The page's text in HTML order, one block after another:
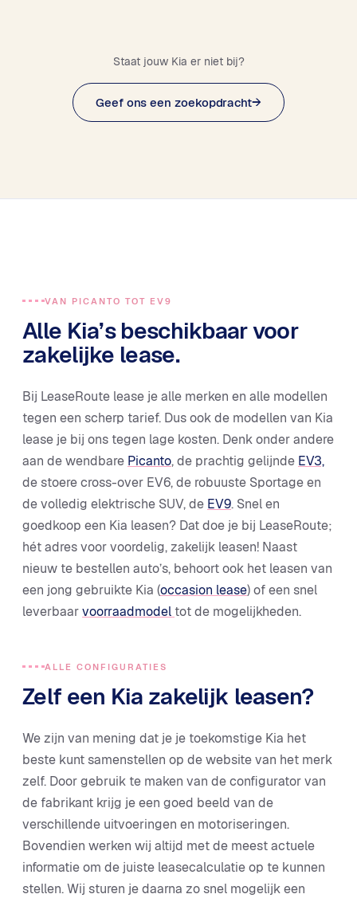
Staat jouw Kia er niet bij?
Geef ons een zoekopdracht→
VAN PICANTO TOT EV9
Alle Kia’s beschikbaar voor
zakelijke lease.
Bij LeaseRoute lease je alle merken en alle modellen
tegen een scherp tarief. Dus ook de modellen van Kia
lease je bij ons tegen lage kosten. Denk onder andere
aan de wendbare Picanto, de prachtig gelijnde EV3,
de stoere cross-over EV6, de robuuste Sportage en
de volledig elektrische SUV, de EV9. Snel en
goedkoop een Kia leasen? Dat doe je bij LeaseRoute;
hét adres voor voordelig, zakelijk leasen! Naast
nieuw te bestellen auto’s, behoort ook het leasen van
een jong gebruikte Kia (occasion lease) of een snel
leverbaarvoorraadmodel tot de mogelijkheden.
ALLE CONFIGURATIES
Zelf een Kia zakelijk leasen?
We zijn van mening dat je je toekomstige Kia het
beste kunt samenstellen op de website van het merk
zelf. Door gebruik te maken van de configurator van
de fabrikant krijg je een goed beeld van de
verschillende uitvoeringen en motoriseringen.
Bovendien werken wij altijd met de meest actuele
informatie om de juiste leasecalculatie op te kunnen
stellen. Wij sturen je daarna zo snel mogelijk een